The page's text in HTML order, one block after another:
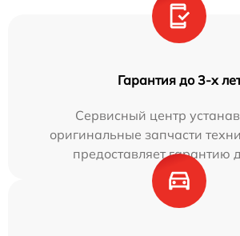
Гарантия до 3-х
Сервисный центр
оригинальные запчасти
предоставляет гарантию